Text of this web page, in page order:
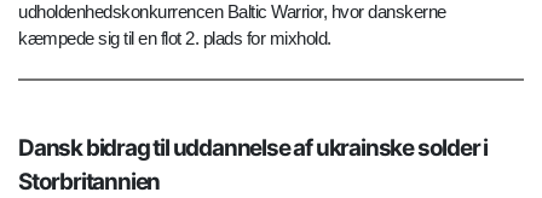
udholdenhedskonkurrencen Baltic Warrior, hvor danskerne
kæmpede sig til en flot 2. plads for mixhold.
Dansk bidrag til uddannelse af ukrainske solder i
Storbritannien